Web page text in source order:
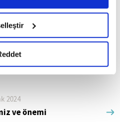
Kanunu uyarınca
kapsamında
faaliyetleri ile ilgili daha
tıklayınız.
yer alan Serseri
cenazeye gelmediği
2024
ve önemi